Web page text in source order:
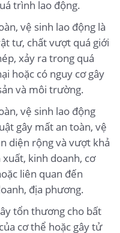
trình lao động.
vệ sinh lao động là
tư, chất vượt quá giới
xảy ra trong quá
hoặc có nguy cơ gây
và môi trường.
vệ sinh lao động
gây mất an toàn, vệ
diện rộng và vượt khả
kinh doanh, cơ
liên quan đến
địa phương.
tổn thương cho bất
cơ thể hoặc gây tử